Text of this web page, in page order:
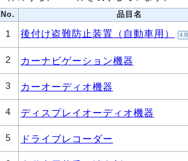
No. 品目名
1 後付け盗難防止装置（自動車用） 4
2 カーナビゲーション機器
3 カーオーディオ機器
4 ディスプレイオーディオ機器
5 ドライブレコーダー